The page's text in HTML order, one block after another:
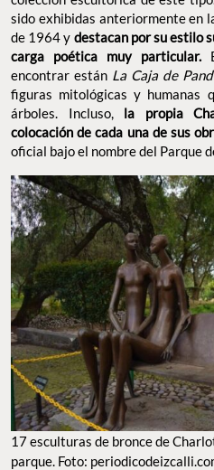
sido exhibidas anteriormente en
de 1964 y destacan por su estilo
carga poética muy particular.
encontrar están La Caja de
figuras mitológicas y humanas
árboles. Incluso, la propia
colocación de cada una de sus
oficial bajo el nombre del Parque
17 esculturas de bronce de
parque. Foto: